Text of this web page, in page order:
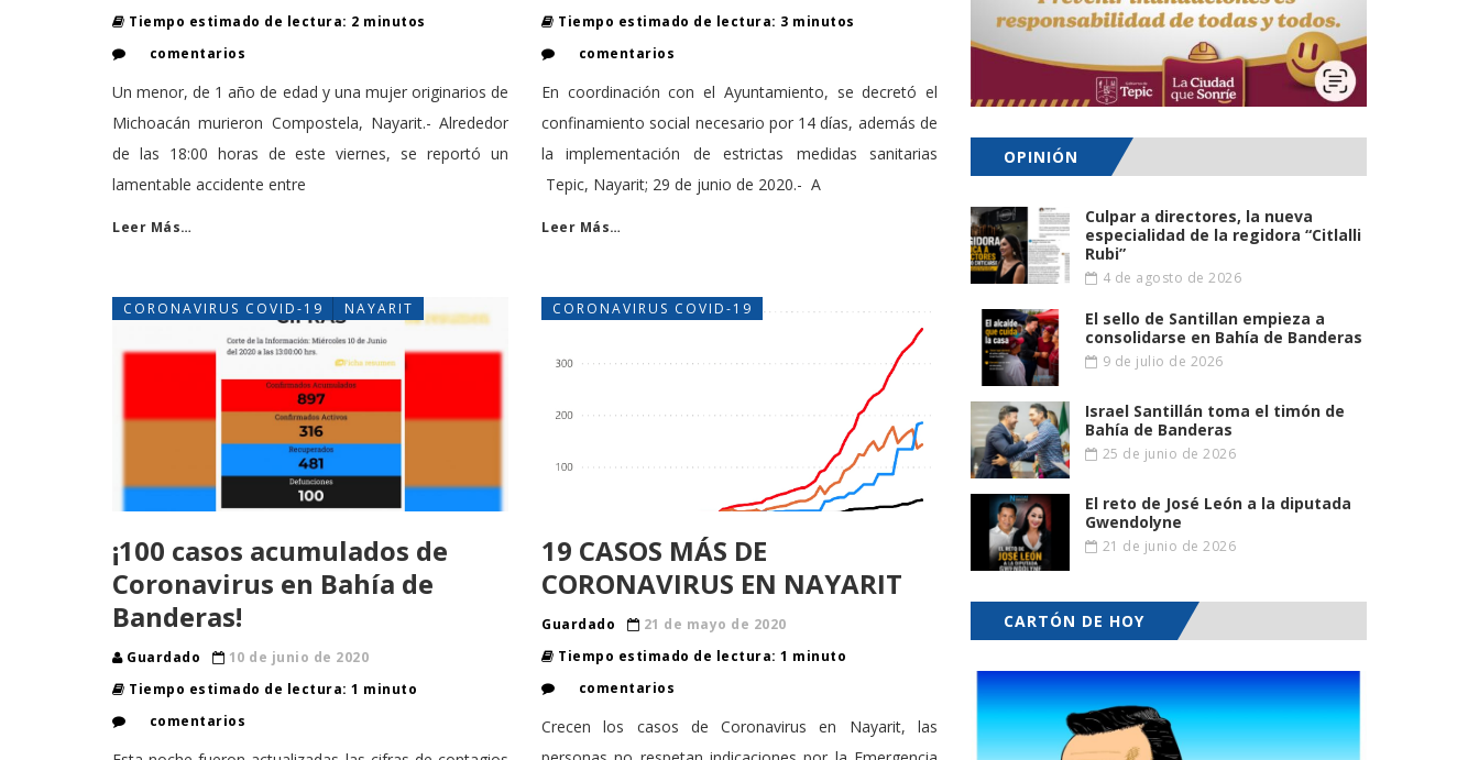
Tiempo estimado de lectura: 2 minutos
comentarios
Un menor, de 1 año de edad y una mujer originarios de
Michoacán murieron Compostela, Nayarit.- Alrededor
de las 18:00 horas de este viernes, se reportó un
lamentable accidente entre
Leer Más…
Tiempo estimado de lectura: 3 minutos
comentarios
En coordinación con el Ayuntamiento, se decretó el
confinamiento social necesario por 14 días, además de
la implementación de estrictas medidas sanitarias
Tepic, Nayarit; 29 de junio de 2020.- A
Leer Más…
CORONAVIRUS COVID-19 NAYARIT
¡100 casos acumulados de
Coronavirus en Bahía de
Banderas!
Guardado
10 de junio de 2020
Tiempo estimado de lectura: 1 minuto
comentarios
CORONAVIRUS COVID-19
19 CASOS MÁS DE
CORONAVIRUS EN NAYARIT
Guardado
21 de mayo de 2020
Tiempo estimado de lectura: 1 minuto
comentarios
Crecen los casos de Coronavirus en Nayarit, las
OPINIÓN
Culpar a directores, la nueva
especialidad de la regidora “Citlalli
Rubi”
4 de agosto de 2026
El sello de Santillan empieza a
consolidarse en Bahía de Banderas
9 de julio de 2026
Israel Santillán toma el timón de
Bahía de Banderas
25 de junio de 2026
El reto de José León a la diputada
Gwendolyne
21 de junio de 2026
CARTÓN DE HOY